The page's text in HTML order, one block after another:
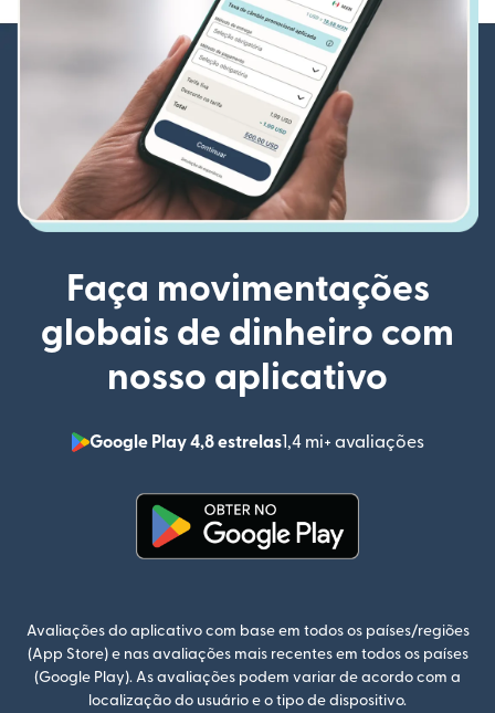
Faça movimentações
globais de dinheiro com
nosso aplicativo
Google Play 4,8 estrelas1,4 mi+ avaliações
(abre
Avaliações do aplicativo com base em todos os países/regiões
(App Store) e nas avaliações mais recentes em todos os países
(Google Play). As avaliações podem variar de acordo com a
localização do usuário e o tipo de dispositivo.